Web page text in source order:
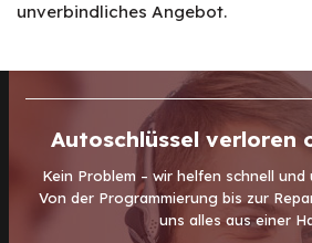
unverbindliches Angebot.
Autoschlüssel verloren
Kein Problem – wir helfen schnell und
Von der Programmierung bis zur
uns alles aus einer